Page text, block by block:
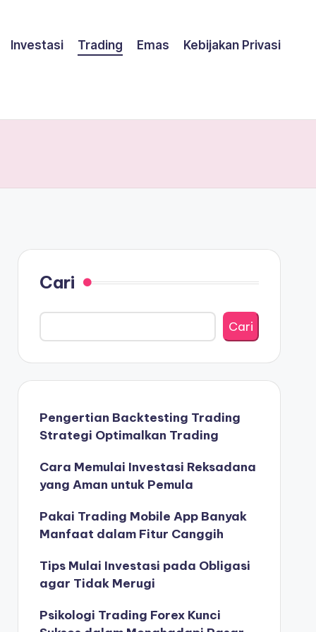
Investasi Trading Emas Kebijakan Privasi
Cari
Cari
Pengertian Backtesting Trading
Strategi Optimalkan Trading
Cara Memulai Investasi Reksadana
yang Aman untuk Pemula
Pakai Trading Mobile App Banyak
Manfaat dalam Fitur Canggih
Tips Mulai Investasi pada Obligasi
agar Tidak Merugi
Psikologi Trading Forex Kunci